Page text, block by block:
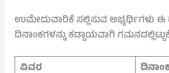
ಉಮೇದುವಾರಿಕೆ ಸಲ್ಲಿಸುವ ಅಭ್ಯರ್ಥಿಗಳು ಈ
ದಿನಾಂಕಗಳನ್ನು ಕಡ್ಡಾಯವಾಗಿ
ವಿವರ